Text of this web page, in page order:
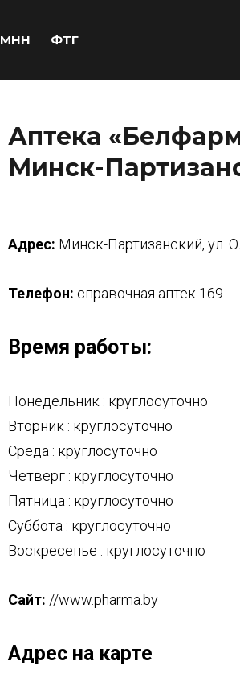
МНН ФТГ
Аптека
Минск-
Адрес: Минск-Партизанский, ул.
Телефон: справочная аптек 169
Время работы:
Понедельник : круглосуточно
Вторник : круглосуточно
Среда : круглосуточно
Четверг : круглосуточно
Пятница : круглосуточно
Суббота : круглосуточно
Воскресенье : круглосуточно
Сайт: //www.pharma.by
Адрес на карте